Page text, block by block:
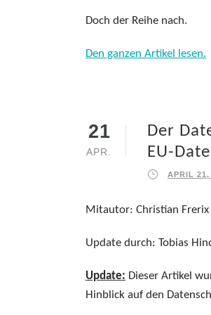
Doch der Reihe nach.
Den ganzen Artikel lesen.
21
APR.
Der
EU-
APRIL 21,
Mitautor: Christian Frerix
Update durch: Tobias
Update: Dieser Artikel
Hinblick auf den